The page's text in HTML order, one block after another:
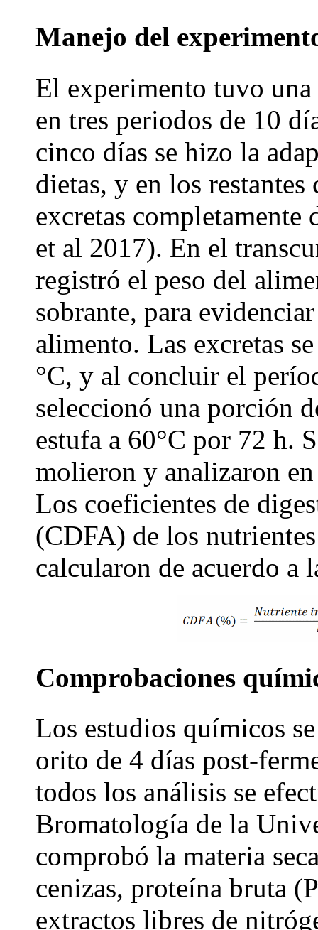
Manejo del
El experimento tuvo
en tres periodos de 10
cinco días se hizo la
dietas, y en los
excretas
et al 2017). En el
registró el peso del
sobrante, para
alimento. Las excretas
°C, y al concluir el
seleccionó una porción
estufa a 60°C por 72 h.
molieron y analizaron
Los coeficientes de
(CDFA) de los
calcularon de acuerdo a
Comprobaciones
Los estudios químicos
orito de 4 días post-
todos los análisis se
Bromatología de la
comprobó la materia
cenizas, proteína bruta
extractos libres de